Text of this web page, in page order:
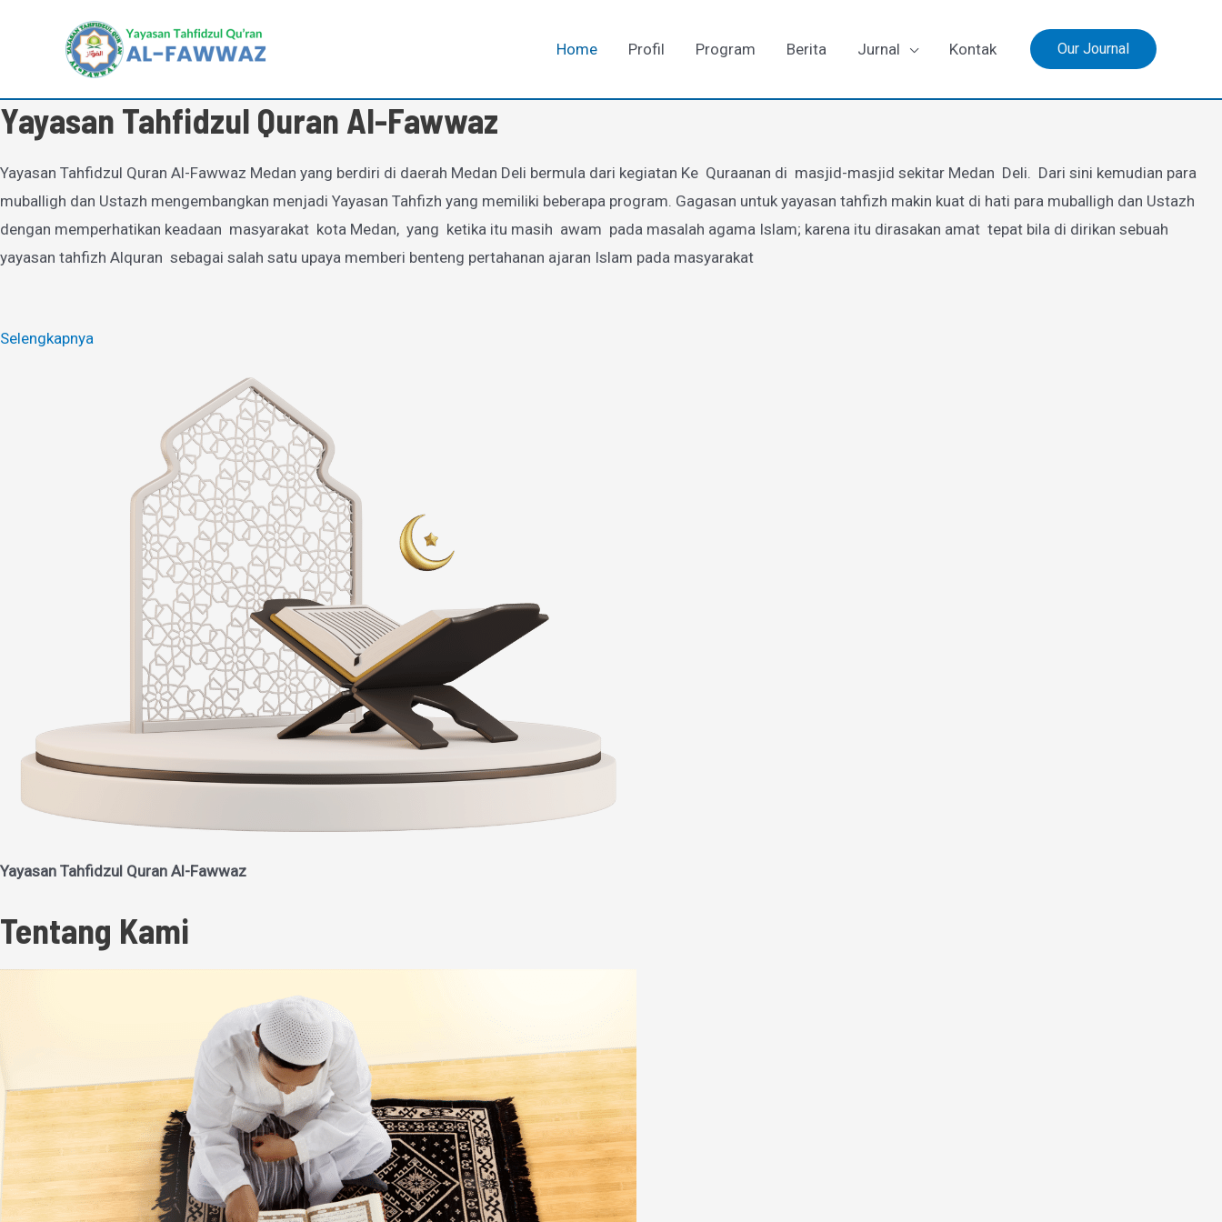
Home Profil Program Berita Jurnal Kontak Our Journal
Yayasan Tahfidzul Quran Al-Fawwaz
Yayasan Tahfidzul Quran Al-Fawwaz Medan yang berdiri di daerah Medan Deli bermula dari kegiatan Ke Quraanan di masjid-masjid sekitar Medan Deli. Dari sini kemudian para
muballigh dan Ustazh mengembangkan menjadi Yayasan Tahfizh yang memiliki beberapa program. Gagasan untuk yayasan tahfizh makin kuat di hati para muballigh dan Ustazh
dengan memperhatikan keadaan masyarakat kota Medan, yang ketika itu masih awam pada masalah agama Islam; karena itu dirasakan amat tepat bila di dirikan sebuah
yayasan tahfizh Alquran sebagai salah satu upaya memberi benteng pertahanan ajaran Islam pada masyarakat
Selengkapnya
Yayasan Tahfidzul Quran Al-Fawwaz
Tentang Kami